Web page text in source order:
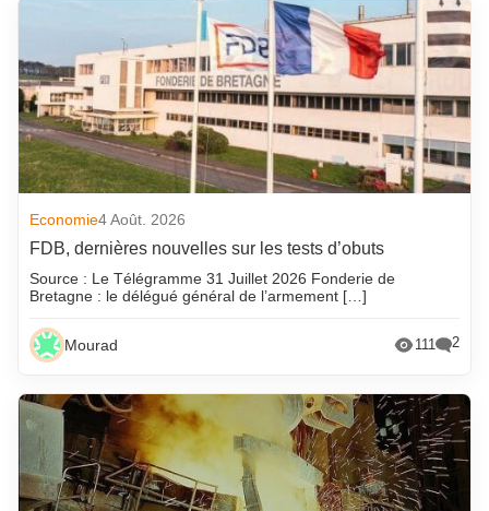
Economie4 Août. 2026
FDB, dernières nouvelles sur les tests d’obuts
Source : Le Télégramme 31 Juillet 2026 Fonderie de
Bretagne : le délégué général de l’armement […]
Mourad 111 2